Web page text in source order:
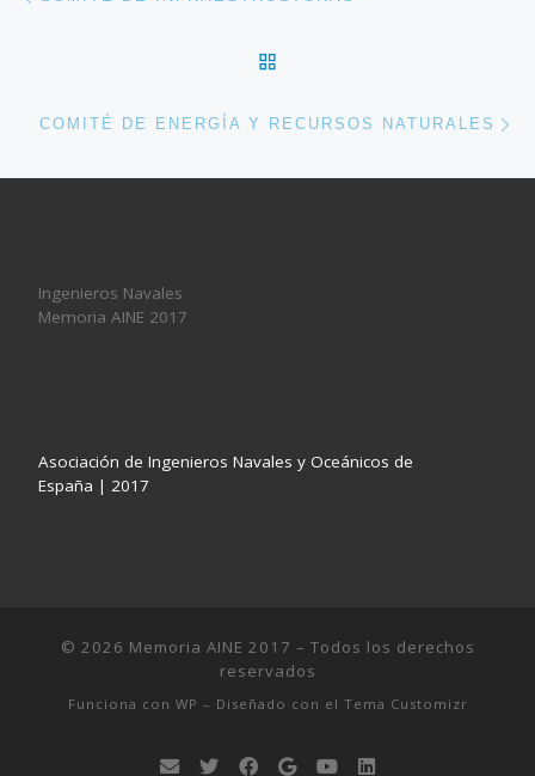
COMITÉ DE ENERGÍA Y RECURSOS NATURALES
Ingenieros Navales
Memoria AINE 2017
Asociación de Ingenieros Navales y Oceánicos de
España | 2017
© 2026 Memoria AINE 2017 – Todos los derechos
reservados
Funciona con WP – Diseñado con el Tema Customizr